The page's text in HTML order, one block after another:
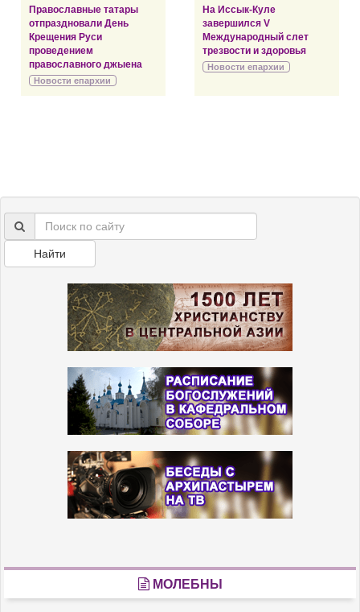
Православные татары
отпраздновали День
Крещения Руси
проведением
православного джыена
Новости епархии
На Иссык-Куле
завершился V
Международный слет
трезвости и здоровья
Новости епархии
Найти
МОЛЕБНЫ